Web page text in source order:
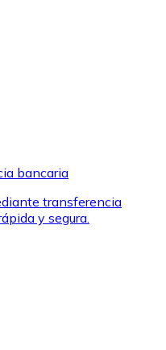
efectivo en tu tienda más
para comprar
marcas favoritas con
bancaria
transferencia
y segura.